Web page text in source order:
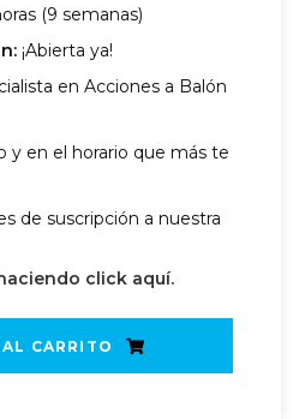
(9 semanas)
¡Abierta ya!
en Acciones a Balón
y en el horario que más te
de suscripción a nuestra
click aquí.
CARRITO